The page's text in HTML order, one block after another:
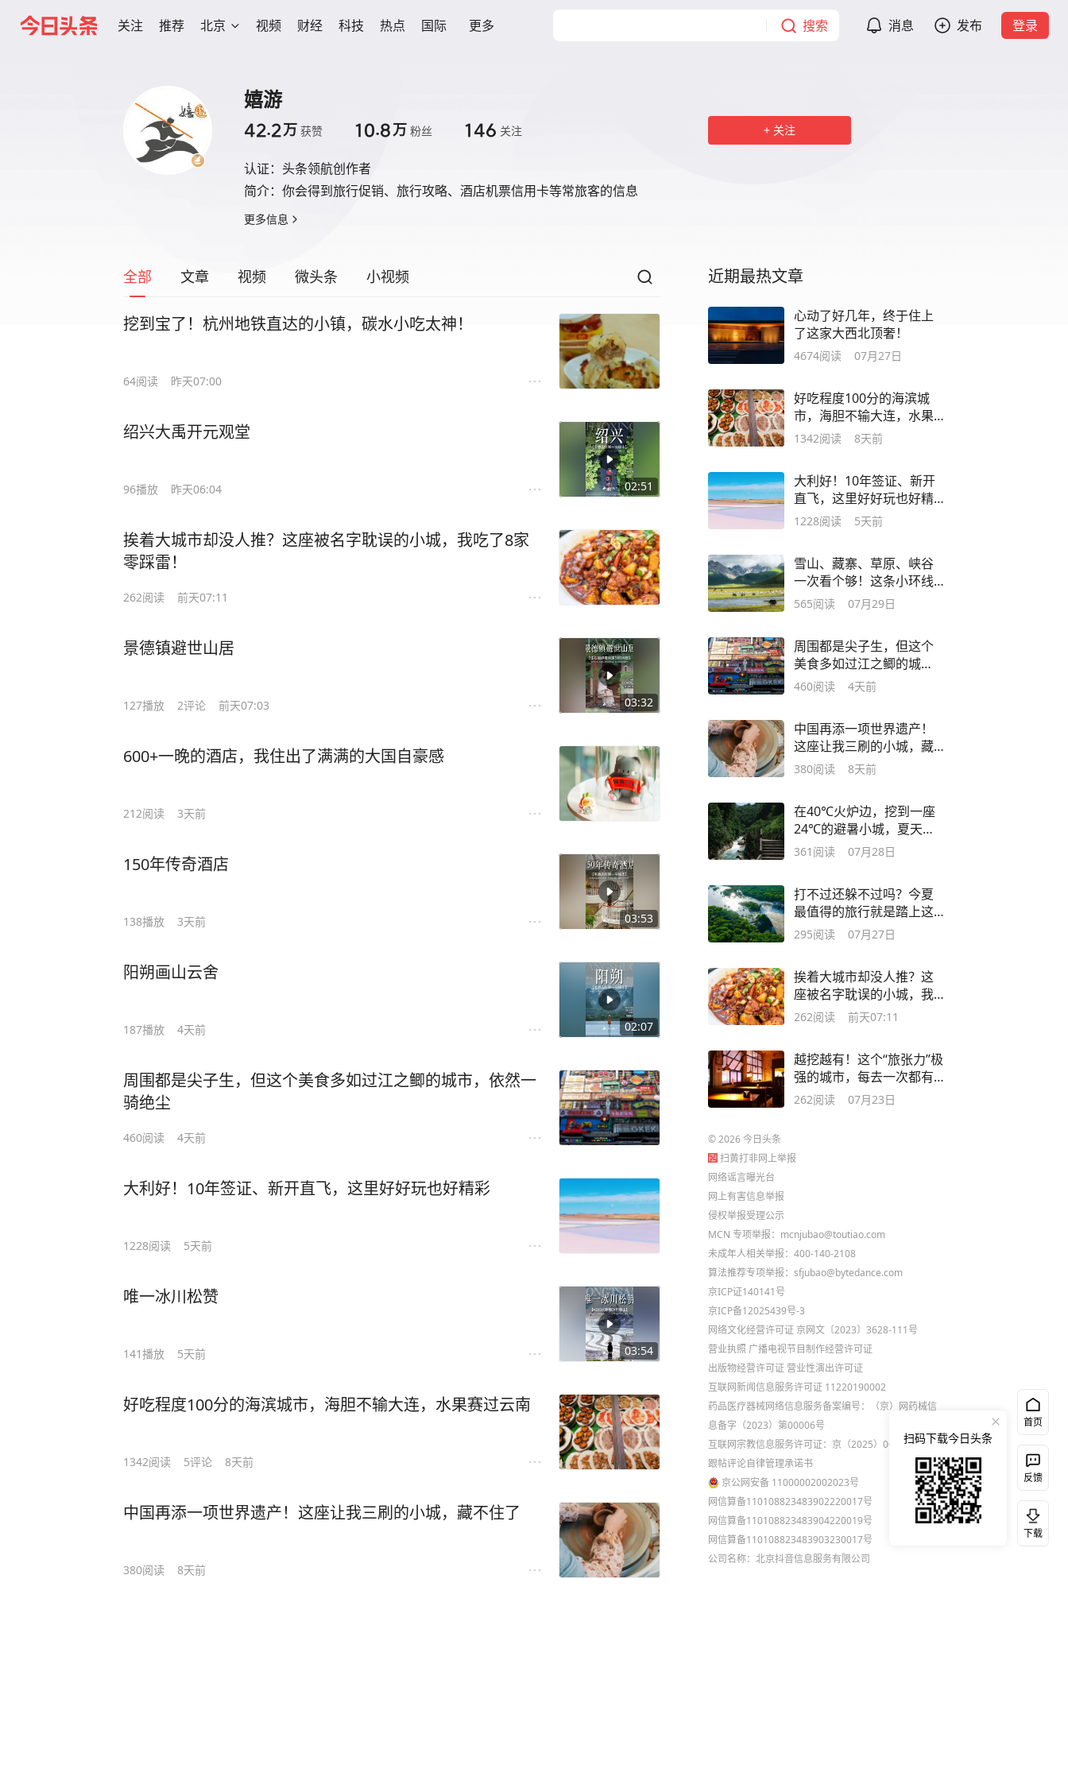
关注 推荐 北京 视频 财经 科技 热点 国际 更多 搜索 消息 发布 登录
嬉游
42.2万 获赞 10.8万 粉丝 146 关注
认证： 头条领航创作者
简介： 你会得到旅行促销、旅行攻略、酒店机票信用卡等常旅客的信息
更多信息
关注
全部 文章 视频 微头条 小视频
挖到宝了！杭州地铁直达的小镇，碳水小吃太神！
64阅读 昨天07:00
02:51
绍兴大禹开元观堂
96播放 昨天06:04
挨着大城市却没人推？这座被名字耽误的小城，我吃了8家
零踩雷！
262阅读 前天07:11
03:32
景德镇避世山居
127播放 2评论 前天07:03
600+一晚的酒店，我住出了满满的大国自豪感
212阅读 3天前
03:53
150年传奇酒店
138播放 3天前
02:07
阳朔画山云舍
187播放 4天前
周围都是尖子生，但这个美食多如过江之鲫的城市，依然一
骑绝尘
460阅读 4天前
大利好！10年签证、新开直飞，这里好好玩也好精彩
1228阅读 5天前
03:54
唯一冰川松赞
141播放 5天前
好吃程度100分的海滨城市，海胆不输大连，水果赛过云南
1342阅读 5评论 8天前
中国再添一项世界遗产！这座让我三刷的小城，藏不住了
380阅读 8天前
近期最热文章
心动了好几年，终于住上
了这家大西北顶奢！
4674阅读 07月27日
好吃程度100分的海滨城
市，海胆不输大连，水果
赛过云南
1342阅读 8天前
大利好！10年签证、新开
直飞，这里好好玩也好精
彩
1228阅读 5天前
雪山、藏寨、草原、峡谷
一次看个够！这条小环线
真的适配所有人！
565阅读 07月29日
周围都是尖子生，但这个
美食多如过江之鲫的城
市，依然一骑绝尘
460阅读 4天前
中国再添一项世界遗产！
这座让我三刷的小城，藏
不住了
380阅读 8天前
在40℃火炉边，挖到一座
24℃的避暑小城，夏天来
这回血刚刚好！
361 阅读 07月28日
打不过还躲不过吗？今夏
最值得的旅行就是踏上这
条路线
295阅读 07月27日
挨着大城市却没人推？这
座被名字耽误的小城，我
吃了8家零踩雷！
262阅读 前天07:11
越挖越有！这个“旅张力”极
强的城市，每去一次都有
新玩法！
262阅读 07月23日
©2026今日头条
扫黄打非网上举报
网络谣言曝光台
网上有害信息举报
侵权举报受理公示
MCN 专项举报：mcnjubao@toutiao.com
未成年人相关举报：400-140-2108
算法推荐专项举报：sfjubao@bytedance.com
京ICP证140141号
京ICP备12025439号-3
网络文化经营许可证 京网文〔2023〕3628-111号
营业执照 广播电视节目制作经营许可证
出版物经营许可证 营业性演出许可证
互联网新闻信息服务许可证 11220190002
药品医疗器械网络信息服务备案编号：（京）网药械信
息备字（2023）第00006号
互联网宗教信息服务许可证：京（2025）0000021
跟帖评论自律管理承诺书
京公网安备 11000002002023号
网信算备110108823483902220017号
网信算备110108823483904220019号
网信算备110108823483903230017号
公司名称：北京抖音信息服务有限公司
首页
反馈
下载
扫码下载今日头条